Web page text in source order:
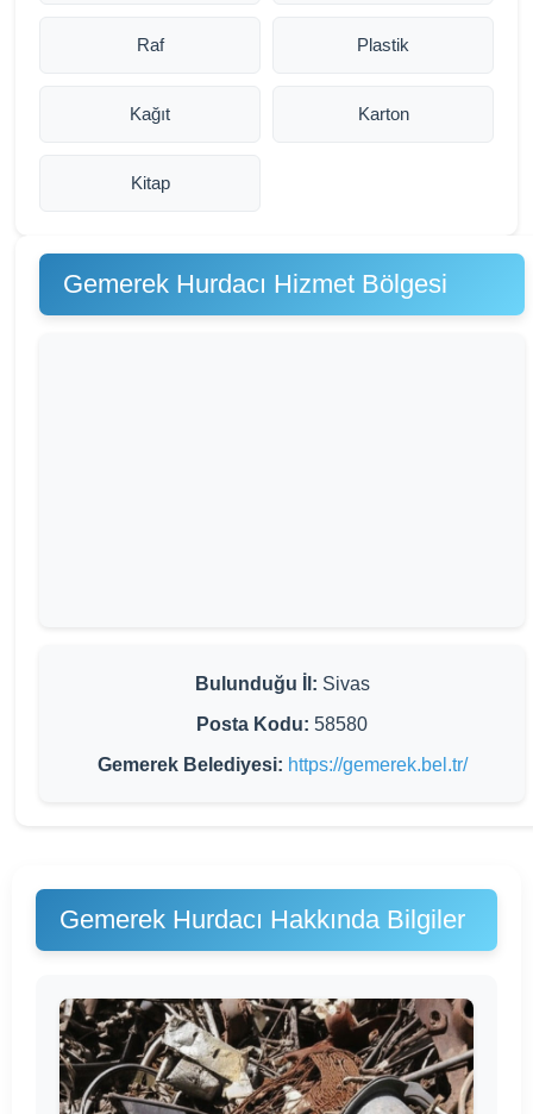
Raf Plastik
Kağıt Karton
Kitap
Gemerek Hurdacı Hizmet Bölgesi
Bulunduğu İl: Sivas
Posta Kodu: 58580
Gemerek Belediyesi: https://gemerek.bel.tr/
Gemerek Hurdacı Hakkında Bilgiler